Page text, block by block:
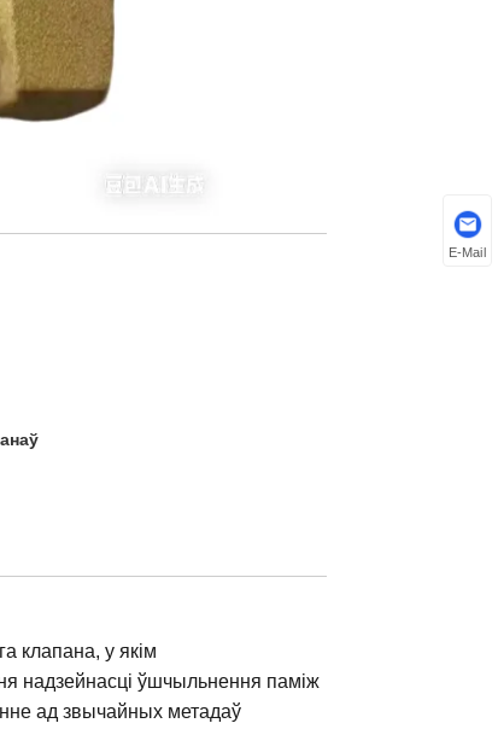
клапана, у якім
надзейнасці ўшчыльнення паміж
ад звычайных метадаў
E-Mail